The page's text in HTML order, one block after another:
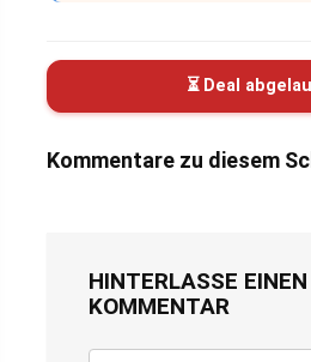
⏳ Deal
Kommentare zu diesem
HINTERLASSE EINEN
KOMMENTAR